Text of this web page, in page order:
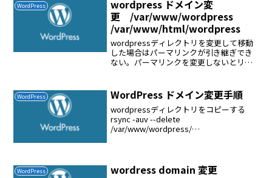
WordPress
wordpress ドメイン変
更 /var/www/wordpress
/var/www/html/wordpress
wordpressディレクトリを変更して移動
した場合はパーマリンクが引き継ぎでき
ない。パーマリンクを変更しないとリン
がる
WordPress WordPress ドメイン変更手順
wordpressディレクトリをコピーする
rsync -auv --delete
/var/www/wordpress/
WordPress wordress domain 変更